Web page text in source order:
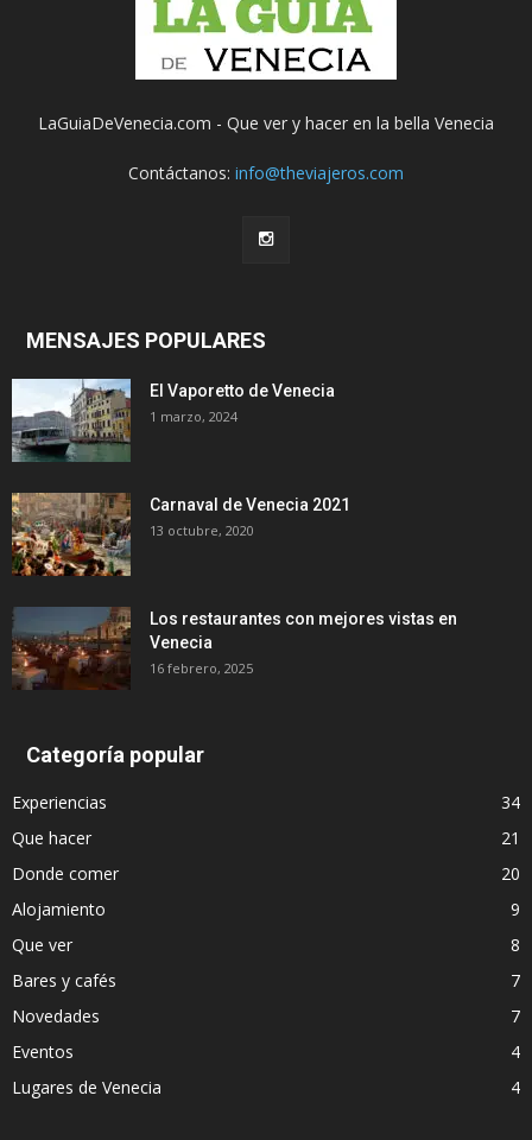
LaGuiaDeVenecia.com - Que ver y hacer en la bella Venecia
Contáctanos: info@theviajeros.com
MENSAJES POPULARES
El Vaporetto de Venecia
1 marzo, 2024
Carnaval de Venecia 2021
13 octubre, 2020
Los restaurantes con mejores vistas en
Venecia
16 febrero, 2025
Categoría popular
Experiencias
34
Que hacer
21
Donde comer
20
Alojamiento
9
Que ver
8
Bares y cafés
7
Novedades
7
Eventos
4
Lugares de Venecia
4